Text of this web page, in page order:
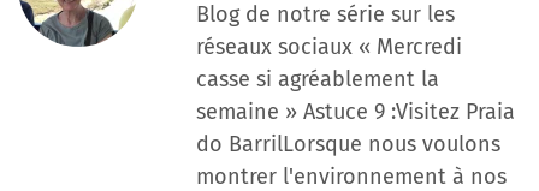
Blog de notre série sur les
réseaux sociaux « Mercredi
casse si agréablement la
semaine » Astuce 9 :Visitez Praia
do BarrilLorsque nous voulons
montrer l'environnement à nos